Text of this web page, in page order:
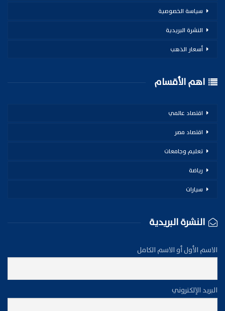
سياسة الخصوصية
النشرة البريدية
أسعار الذهب
اهم الأقسام
اقتصاد عالمي
اقتصاد مصر
تعليم وجامعات
رياضة
سيارات
النشرة البريدية
الاسم الأول أو الاسم الكامل
البريد الإلكتروني